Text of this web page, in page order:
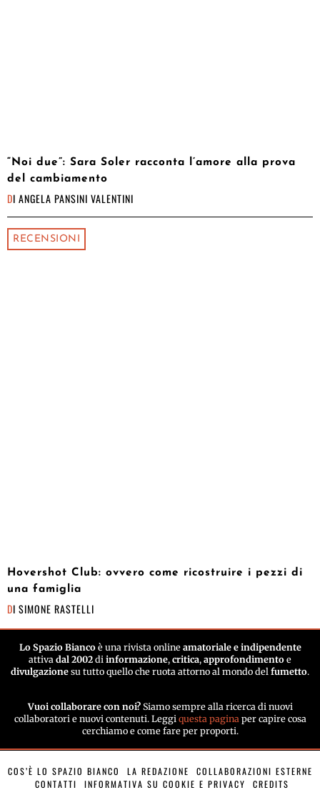
“Noi due”: Sara Soler racconta l’amore alla prova
del cambiamento
DI ANGELA PANSINI VALENTINI
RECENSIONI
Hovershot Club: ovvero come ricostruire i pezzi di
una famiglia
DI SIMONE RASTELLI
Lo Spazio Biancoè una rivista online amatoriale e indipendente
attiva dal 2002 di informazione, critica, approfondimento e
divulgazione su tutto quello che ruota attorno al mondo del fumetto.
Vuoi collaborare con noi? Siamo sempre alla ricerca di nuovi
collaboratori e nuovi contenuti. Leggi questa paginaper capire cosa
cerchiamo e come fare per proporti.
COS’È LO SPAZIO BIANCO LA REDAZIONE
COLLABORAZIONI ESTERNE
CONTATTI
INFORMATIVA SU COOKIE E PRIVACY CREDITS